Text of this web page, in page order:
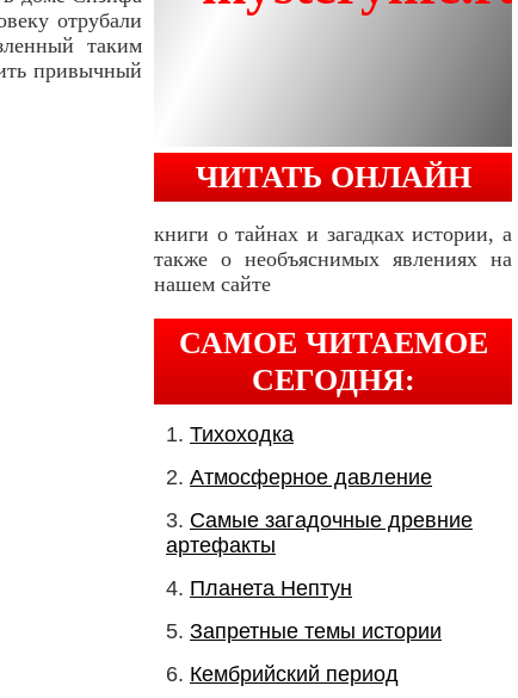
отрубали
таким
привычный
ЧИТАТЬ ОНЛАЙН
книги о тайнах и загадках истории, а
также о необъяснимых явлениях на
нашем сайте
САМОЕ ЧИТАЕМОЕ
СЕГОДНЯ:
Тихоходка
Атмосферное давление
Самые загадочные древние
артефакты
Планета Нептун
Запретные темы истории
Кембрийский период